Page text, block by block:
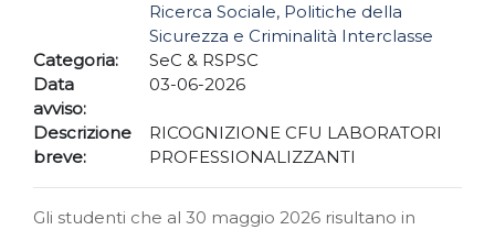
Ricerca Sociale, Politiche della
Sicurezza e Criminalità Interclasse
Categoria:
SeC & RSPSC
Data
avviso:
03-06-2026
Descrizione
breve:
RICOGNIZIONE CFU LABORATORI
PROFESSIONALIZZANTI
Gli studenti che al 30 maggio 2026 risultano in